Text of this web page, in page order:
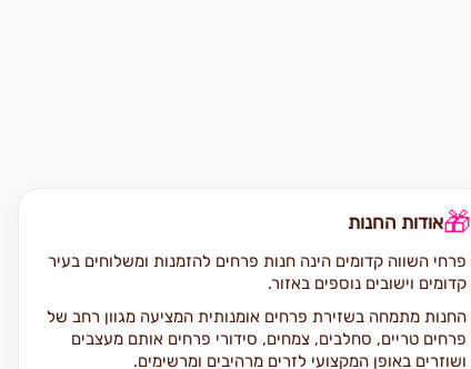
🎁אודות החנות
פרחי השווה קדומים הינה חנות פרחים להזמנות ומשלוחים בעיר
קדומים וישובים נוספים באזור.
החנות מתמחה בשזירת פרחים אומנותית המציעה מגוון רחב של
פרחים טריים, סחלבים, צמחים, סידורי פרחים אותם מעצבים
ושוזרים באופן המקצועי לזרים מרהיבים ומרשימים.